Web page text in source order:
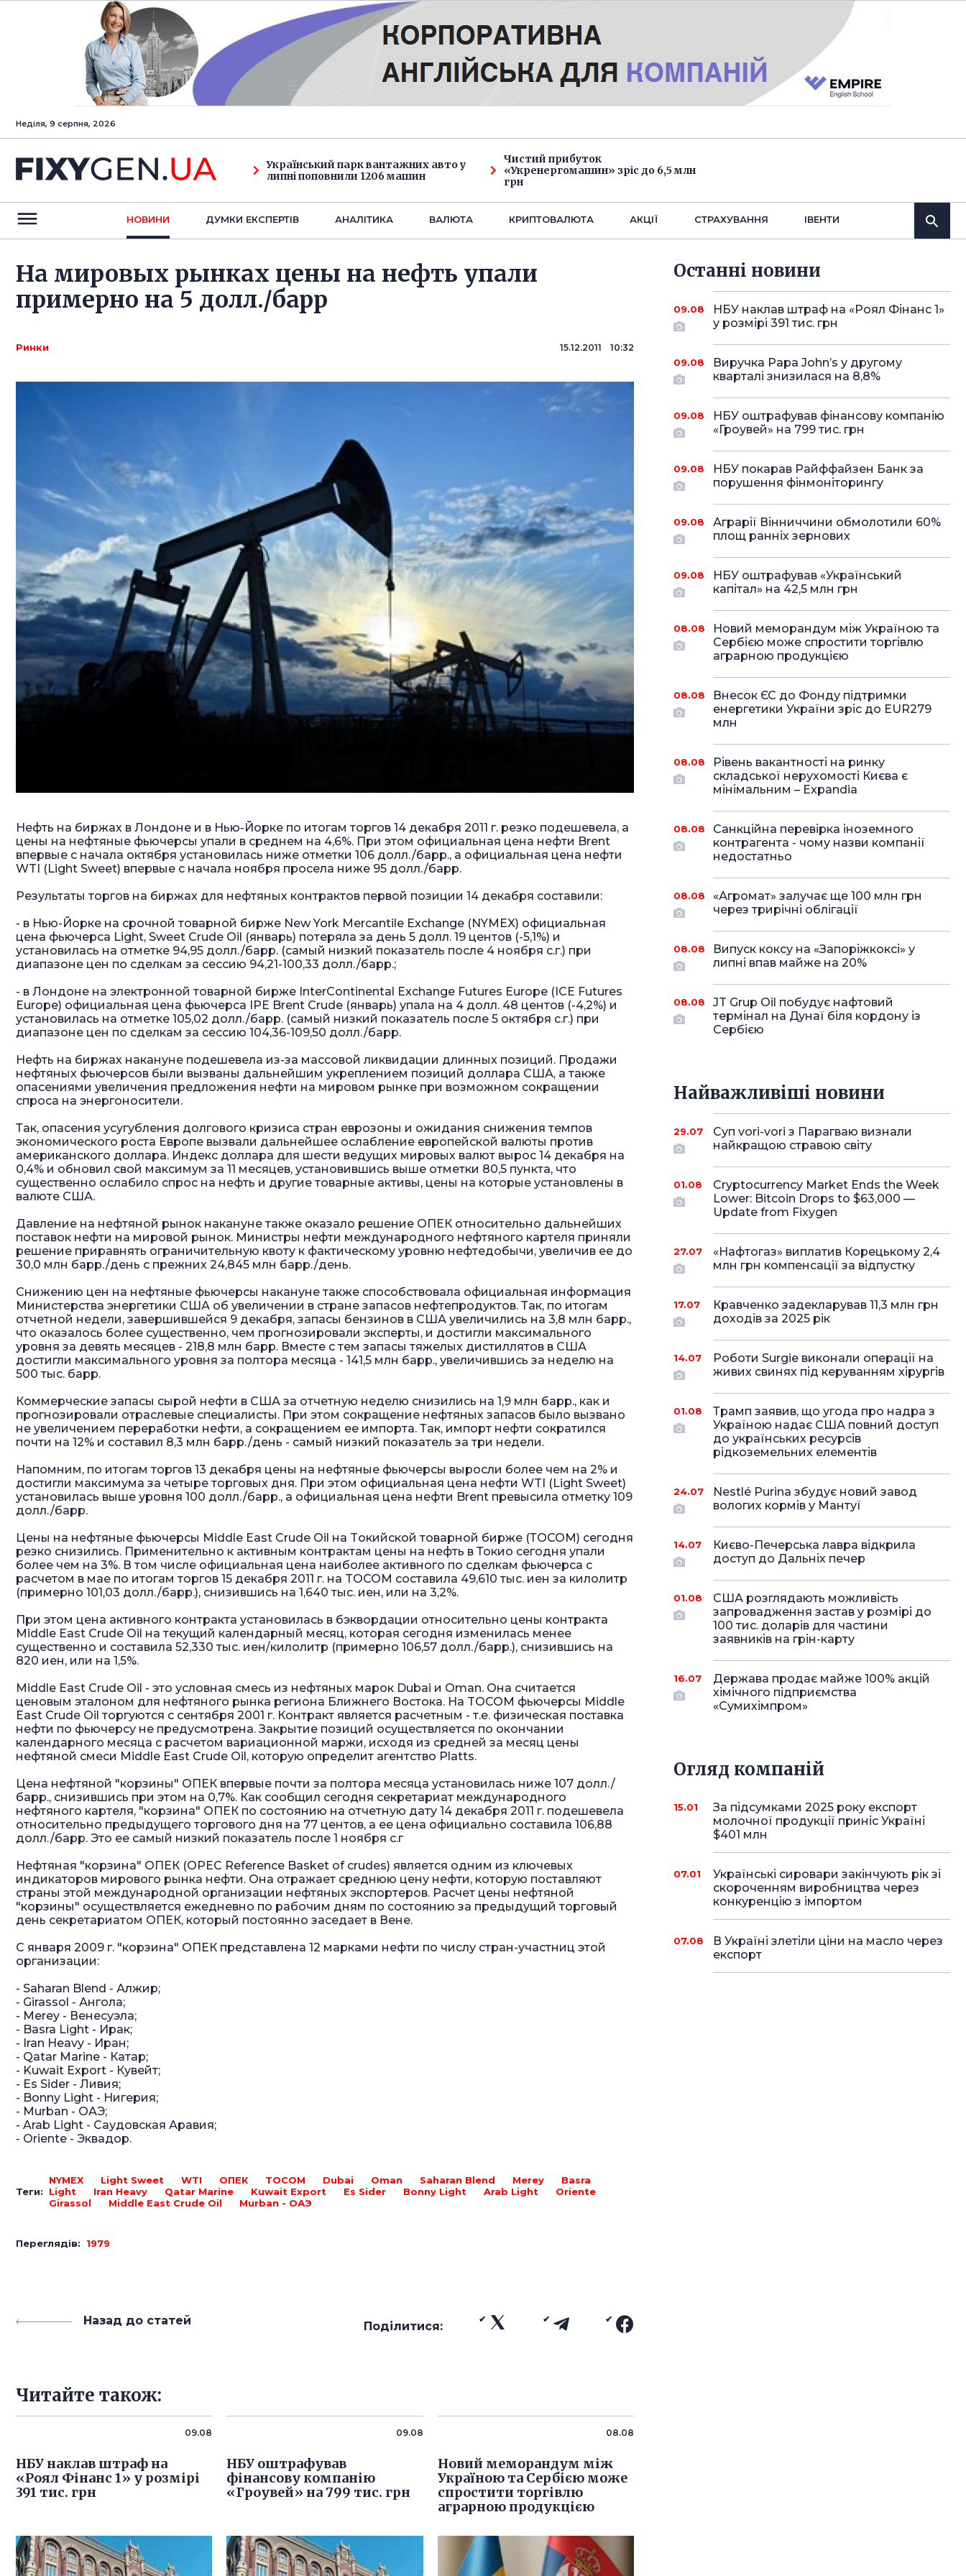
Неділя, 9 серпня, 2026
Український парк вантажних авто у
липні поповнили 1206 машин
Чистий прибуток
«Укренергомашин» зріс до 6,5 млн
грн
НОВИНИ ДУМКИ ЕКСПЕРТIВ АНАЛIТИКА ВАЛЮТА КРИПТОВАЛЮТА АКЦІЇ СТРАХУВАННЯ IВЕНТИ
На мировых рынках цены на нефть упали
примерно на 5 долл./барр
Ринки 15.12.2011 10:32
Нефть на биржах в Лондоне и в Нью-Йорке по итогам торгов 14 декабря 2011 г. резко подешевела, а
цены на нефтяные фьючерсы упали в среднем на 4,6%. При этом официальная цена нефти Brent
впервые с начала октября установилась ниже отметки 106 долл./барр., а официальная цена нефти
WTI (Light Sweet) впервые с начала ноября просела ниже 95 долл./барр.
Результаты торгов на биржах для нефтяных контрактов первой позиции 14 декабря составили:
- в Нью-Йорке на срочной товарной бирже New York Mercantile Exchange (NYMEX) официальная
цена фьючерса Light, Sweet Crude Oil (январь) потеряла за день 5 долл. 19 центов (-5,1%) и
установилась на отметке 94,95 долл./барр. (самый низкий показатель после 4 ноября с.г.) при
диапазоне цен по сделкам за сессию 94,21-100,33 долл./барр.;
- в Лондоне на электронной товарной бирже InterContinental Exchange Futures Europe (IСE Futures
Europe) официальная цена фьючерса IPE Brent Crude (январь) упала на 4 долл. 48 центов (-4,2%) и
установилась на отметке 105,02 долл./барр. (самый низкий показатель после 5 октября с.г.) при
диапазоне цен по сделкам за сессию 104,36-109,50 долл./барр.
Нефть на биржах накануне подешевела из-за массовой ликвидации длинных позиций. Продажи
нефтяных фьючерсов были вызваны дальнейшим укреплением позиций доллара США, а также
опасениями увеличения предложения нефти на мировом рынке при возможном сокращении
спроса на энергоносители.
Так, опасения усугубления долгового кризиса стран еврозоны и ожидания снижения темпов
экономического роста Европе вызвали дальнейшее ослабление европейской валюты против
американского доллара. Индекс доллара для шести ведущих мировых валют вырос 14 декабря на
0,4% и обновил свой максимум за 11 месяцев, установившись выше отметки 80,5 пункта, что
существенно ослабило спрос на нефть и другие товарные активы, цены на которые установлены в
валюте США.
Давление на нефтяной рынок накануне также оказало решение ОПЕК относительно дальнейших
поставок нефти на мировой рынок. Министры нефти международного нефтяного картеля приняли
решение приравнять ограничительную квоту к фактическому уровню нефтедобычи, увеличив ее до
30,0 млн барр./день с прежних 24,845 млн барр./день.
Снижению цен на нефтяные фьючерсы накануне также способствовала официальная информация
Министерства энергетики США об увеличении в стране запасов нефтепродуктов. Так, по итогам
отчетной недели, завершившейся 9 декабря, запасы бензинов в США увеличились на 3,8 млн барр.,
что оказалось более существенно, чем прогнозировали эксперты, и достигли максимального
уровня за девять месяцев - 218,8 млн барр. Вместе с тем запасы тяжелых дистиллятов в США
достигли максимального уровня за полтора месяца - 141,5 млн барр., увеличившись за неделю на
500 тыс. барр.
Коммерческие запасы сырой нефти в США за отчетную неделю снизились на 1,9 млн барр., как и
прогнозировали отраслевые специалисты. При этом сокращение нефтяных запасов было вызвано
не увеличением переработки нефти, а сокращением ее импорта. Так, импорт нефти сократился
почти на 12% и составил 8,3 млн барр./день - самый низкий показатель за три недели.
Напомним, по итогам торгов 13 декабря цены на нефтяные фьючерсы выросли более чем на 2% и
достигли максимума за четыре торговых дня. При этом официальная цена нефти WTI (Light Sweet)
установилась выше уровня 100 долл./барр., а официальная цена нефти Brent превысила отметку 109
долл./барр.
Цены на нефтяные фьючерсы Middle East Crude Oil на Tокийской товарной бирже (ТOCOM) сегодня
резко снизились. Применительно к активным контрактам цены на нефть в Токио сегодня упали
более чем на 3%. В том числе официальная цена наиболее активного по сделкам фьючерса с
расчетом в мае по итогам торгов 15 декабря 2011 г. на TOCOM составила 49,610 тыс. иен за килолитр
(примерно 101,03 долл./барр.), снизившись на 1,640 тыс. иен, или на 3,2%.
При этом цена активного контракта установилась в бэквордации относительно цены контракта
Middle East Crude Oil на текущий календарный месяц, которая сегодня изменилась менее
существенно и составила 52,330 тыс. иен/килолитр (примерно 106,57 долл./барр.), снизившись на
820 иен, или на 1,5%.
Middle East Crude Oil - это условная смесь из нефтяных марок Dubai и Oman. Она считается
ценовым эталоном для нефтяного рынка региона Ближнего Востока. На TOCOM фьючерсы Middle
East Crude Oil торгуются с сентября 2001 г. Контракт является расчетным - т.е. физическая поставка
нефти по фьючерсу не предусмотрена. Закрытие позиций осуществляется по окончании
календарного месяца с расчетом вариационной маржи, исходя из средней за месяц цены
нефтяной смеси Middle East Crude Oil, которую определит агентство Platts.
Цена нефтяной "корзины" ОПЕК впервые почти за полтора месяца установилась ниже 107 долл./
барр., снизившись при этом на 0,7%. Как сообщил сегодня секретариат международного
нефтяного картеля, "корзина" ОПЕК по состоянию на отчетную дату 14 декабря 2011 г. подешевела
относительно предыдущего торгового дня на 77 центов, а ее цена официально составила 106,88
долл./барр. Это ее самый низкий показатель после 1 ноября с.г
Нефтяная "корзина" ОПЕК (OPEC Reference Basket of crudes) является одним из ключевых
индикаторов мирового рынка нефти. Она отражает среднюю цену нефти, которую поставляют
страны этой международной организации нефтяных экспортеров. Расчет цены нефтяной
"корзины" осуществляется ежедневно по рабочим дням по состоянию за предыдущий торговый
день секретариатом ОПЕК, который постоянно заседает в Вене.
С января 2009 г. "корзина" ОПЕК представлена 12 марками нефти по числу стран-участниц этой
организации:
- Saharan Blend - Алжир;
- Girassol - Ангола;
- Merey - Венесуэла;
- Basra Light - Ирак;
- Iran Heavy - Иран;
- Qatar Marine - Катар;
- Kuwait Export - Кувейт;
- Es Sider - Ливия;
- Bonny Light - Нигерия;
- Murban - ОАЭ;
- Arab Light - Саудовская Аравия;
- Oriente - Эквадор.
Теги:
NYMEX Light Sweet WTI ОПЕК ТOCOM Dubai Oman Saharan Blend Merey
Basra
Light
Iran Heavy Qatar Marine Kuwait Export Es Sider Bonny Light Arab Light
Oriente
Girassol
Middle East Crude Oil Murban - ОАЭ
Переглядів: 1979
Назад до статей Поділитися:
Читайте також:
09.08
НБУ наклав штраф на
«Роял Фінанс 1» у розмірі
391 тис. грн
09.08
НБУ оштрафував
фінансову компанію
«Гроувей» на 799 тис. грн
08.08
Новий меморандум між
Україною та Сербією може
спростити торгівлю
аграрною продукцією
Останнi новини
09.08
НБУ наклав штраф на «Роял Фінанс 1»
у розмірі 391 тис. грн
09.08
Виручка Papa John’s у другому
кварталі знизилася на 8,8%
09.08
НБУ оштрафував фінансову компанію
«Гроувей» на 799 тис. грн
09.08
НБУ покарав Райффайзен Банк за
порушення фінмоніторингу
09.08
Аграрії Вінниччини обмолотили 60%
площ ранніх зернових
09.08
НБУ оштрафував «Український
капітал» на 42,5 млн грн
08.08
Новий меморандум між Україною та
Сербією може спростити торгівлю
аграрною продукцією
08.08
Внесок ЄС до Фонду підтримки
енергетики України зріс до EUR279
млн
08.08
Рівень вакантності на ринку
складської нерухомості Києва є
мінімальним – Expandia
08.08
Санкційна перевірка іноземного
контрагента - чому назви компанії
недостатньо
08.08
«Агромат» залучає ще 100 млн грн
через трирічні облігації
08.08
Випуск коксу на «Запоріжкоксі» у
липні впав майже на 20%
08.08
JT Grup Oil побудує нафтовий
термінал на Дунаї біля кордону із
Сербією
Найважливіші новини
29.07
Суп vori-vori з Парагваю визнали
найкращою стравою світу
01.08
Cryptocurrency Market Ends the Week
Lower: Bitcoin Drops to $63,000 —
Update from Fixygen
27.07
«Нафтогаз» виплатив Корецькому 2,4
млн грн компенсації за відпустку
17.07
Кравченко задекларував 11,3 млн грн
доходів за 2025 рік
14.07
Роботи Surgie виконали операції на
живих свинях під керуванням хірургів
01.08
Трамп заявив, що угода про надра з
Україною надає США повний доступ
до українських ресурсів
рідкоземельних елементів
24.07
Nestlé Purina збудує новий завод
вологих кормів у Мантуї
14.07
Києво-Печерська лавра відкрила
доступ до Дальніх печер
01.08
США розглядають можливість
запровадження застав у розмірі до
100 тис. доларів для частини
заявників на грін-карту
16.07
Держава продає майже 100% акцій
хімічного підприємства
«Сумихімпром»
Огляд компаній
15.01
За підсумками 2025 року експорт
молочної продукції приніс Україні
$401 млн
07.01
Українські сировари закінчують рік зі
скороченням виробництва через
конкуренцію з імпортом
07.08
В Україні злетіли ціни на масло через
експорт